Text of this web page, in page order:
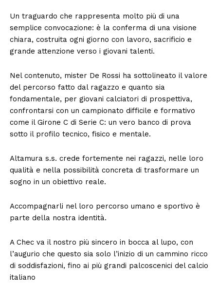
Un traguardo che rappresenta molto più di una
semplice convocazione: è la conferma di una visione
chiara, costruita ogni giorno con lavoro, sacrificio e
grande attenzione verso i giovani talenti.
Nel contenuto, mister De Rossi ha sottolineato il valore
del percorso fatto dal ragazzo e quanto sia
fondamentale, per giovani calciatori di prospettiva,
confrontarsi con un campionato difficile e formativo
come il Girone C di Serie C: un vero banco di prova
sotto il profilo tecnico, fisico e mentale.
Altamura s.s. crede fortemente nei ragazzi, nelle loro
qualità e nella possibilità concreta di trasformare un
sogno in un obiettivo reale.
Accompagnarli nel loro percorso umano e sportivo è
parte della nostra identità.
A Chec va il nostro più sincero in bocca al lupo, con
l’augurio che questo sia solo l’inizio di un cammino ricco
di soddisfazioni, fino ai più grandi palcoscenici del calcio
italiano